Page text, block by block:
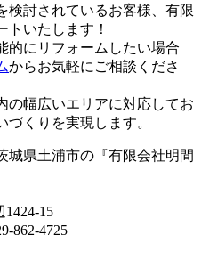
検討されているお客様、有限
トいたします！
的にリフォームしたい場合
からお気軽にご相談くださ
の幅広いエリアに対応してお
づくりを実現します。
城県土浦市の『有限会社明間
15
862-4725